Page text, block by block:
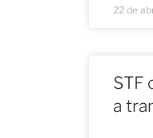
22 de
STF
a